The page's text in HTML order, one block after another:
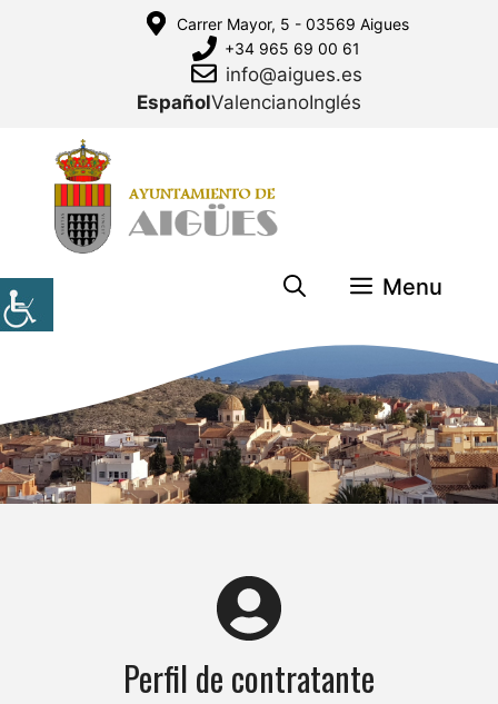
Carrer Mayor, 5 - 03569 Aigues
+34 965 69 00 61
info@aigues.es
EspañolValencianoInglés
Menu
Perfil de contratante